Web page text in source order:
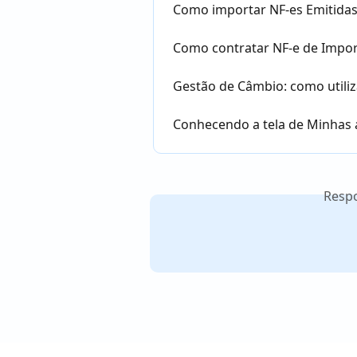
Como importar NF-es
Como contratar NF-e de
Gestão de Câmbio: como
Conhecendo a tela de